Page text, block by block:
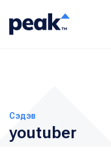
Сэдэв
youtuber